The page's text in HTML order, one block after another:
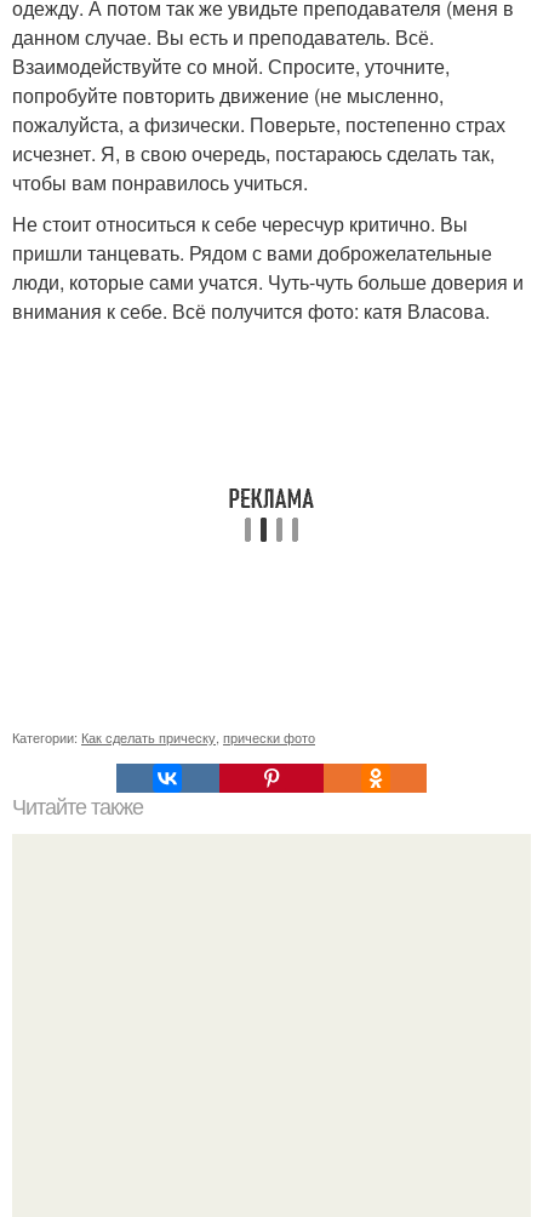
одежду. А потом так же увидьте преподавателя (меня в
данном случае. Вы есть и преподаватель. Всё.
Взаимодействуйте со мной. Спросите, уточните,
попробуйте повторить движение (не мысленно,
пожалуйста, а физически. Поверьте, постепенно страх
исчезнет. Я, в свою очередь, постараюсь сделать так,
чтобы вам понравилось учиться.
Не стоит относиться к себе чересчур критично. Вы
пришли танцевать. Рядом с вами доброжелательные
люди, которые сами учатся. Чуть-чуть больше доверия и
внимания к себе. Всё получится фото: катя Власова.
Категории: Как сделать прическу прически фото
Читайте также